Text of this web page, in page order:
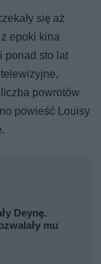
się aż
epoki kina
ponad sto lat
powrotów
powieść Louisy
Deynę.
mu